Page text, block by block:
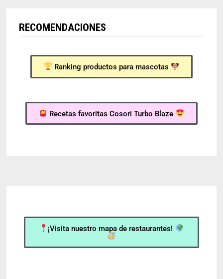
RECOMENDACIONES
Ranking productos para mascotas
Recetas favoritas Cosori Turbo Blaze
¡Visita nuestro mapa de restaurantes!